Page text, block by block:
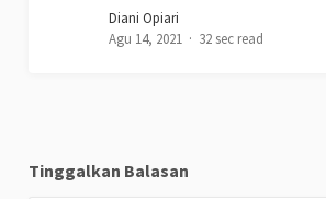
Diani Opiari
Agu 14, 2021
32 sec read
Tinggalkan Balasan